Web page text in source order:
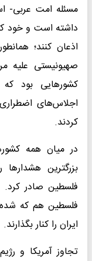
مسئله امت عربی-
داشته است و خود
اذعان کنند؛
صهیونیستی علیه
کشورهایی بود
اجلاس‌های
کردند.
در میان همه
بزرگترین
فلسطین صادر کرد.
فلسطین هم که شده
ایران را کنار بگذارند.
تجاوز آمریکا و